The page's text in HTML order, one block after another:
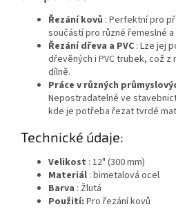
Řezání kovů : Perfektní pro
součástí pro různé řemeslné
Řezání dřeva a PVC : Lze jej
dřevěných i PVC trubek, což
dílně.
Práce v různých
Nepostradatelné ve
kde je potřeba řezat tvrdé
Technické údaje:
Velikost : 12" (300 mm)
Materiál : bimetalová ocel
Barva : Žlutá
Použití: Pro řezání kovů